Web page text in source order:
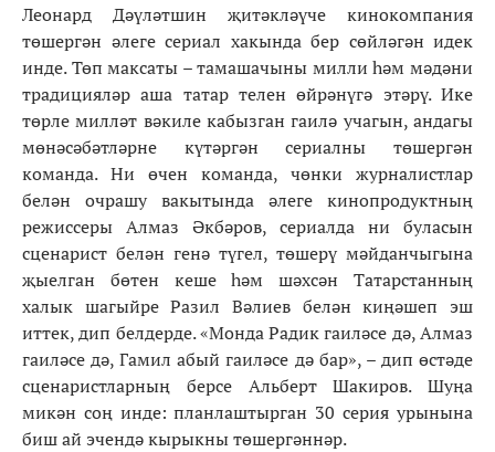
Леонард Дәүләтшин җитәкләүче кинокомпания
төшергән әлеге сериал хакында бер сөйләгән идек
инде. Төп максаты – тамашачыны милли һәм мәдәни
традицияләр аша татар телен өйрәнүгә этәрү. Ике
төрле милләт вәкиле кабызган гаилә учагын, андагы
мөнәсәбәтләрне күтәргән сериалны төшергән
команда. Ни өчен команда, чөнки журналистлар
белән очрашу вакытында әлеге кинопродуктның
режиссеры Алмаз Әкбәров, сериалда ни буласын
сценарист белән генә түгел, төшерү мәйданчыгына
җыелган бөтен кеше һәм шәхсән Татарстанның
халык шагыйре Разил Вәлиев белән киңәшеп эш
иттек, дип белдерде. «Монда Радик гаиләсе дә, Алмаз
гаиләсе дә, Гамил абый гаиләсе дә бар», – дип өстәде
сценаристларның берсе Альберт Шакиров. Шуңа
микән соң инде: планлаштырган 30 серия урынына
биш ай эчендә кырыкны төшергәннәр.